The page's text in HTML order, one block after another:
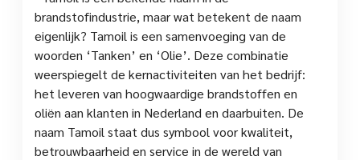
brandstofindustrie, maar wat betekent de naam
eigenlijk? Tamoil is een samenvoeging van de
woorden ‘Tanken’ en ‘Olie’. Deze combinatie
weerspiegelt de kernactiviteiten van het bedrijf:
het leveren van hoogwaardige brandstoffen en
oliën aan klanten in Nederland en daarbuiten. De
naam Tamoil staat dus symbool voor kwaliteit,
betrouwbaarheid en service in de wereld van